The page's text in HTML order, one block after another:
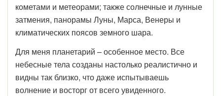
кометами и метеорами; также солнечные и лунные
затмения, панорамы Луны, Марса, Венеры и
климатических поясов земного шара.
Для меня планетарий – особенное место. Все
небесные тела созданы настолько реалистично и
видны так близко, что даже испытываешь
волнение и восторг от всего увиденного.